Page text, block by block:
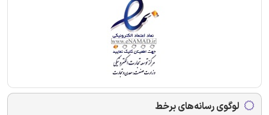
لوگوی رسانه‌های برخط